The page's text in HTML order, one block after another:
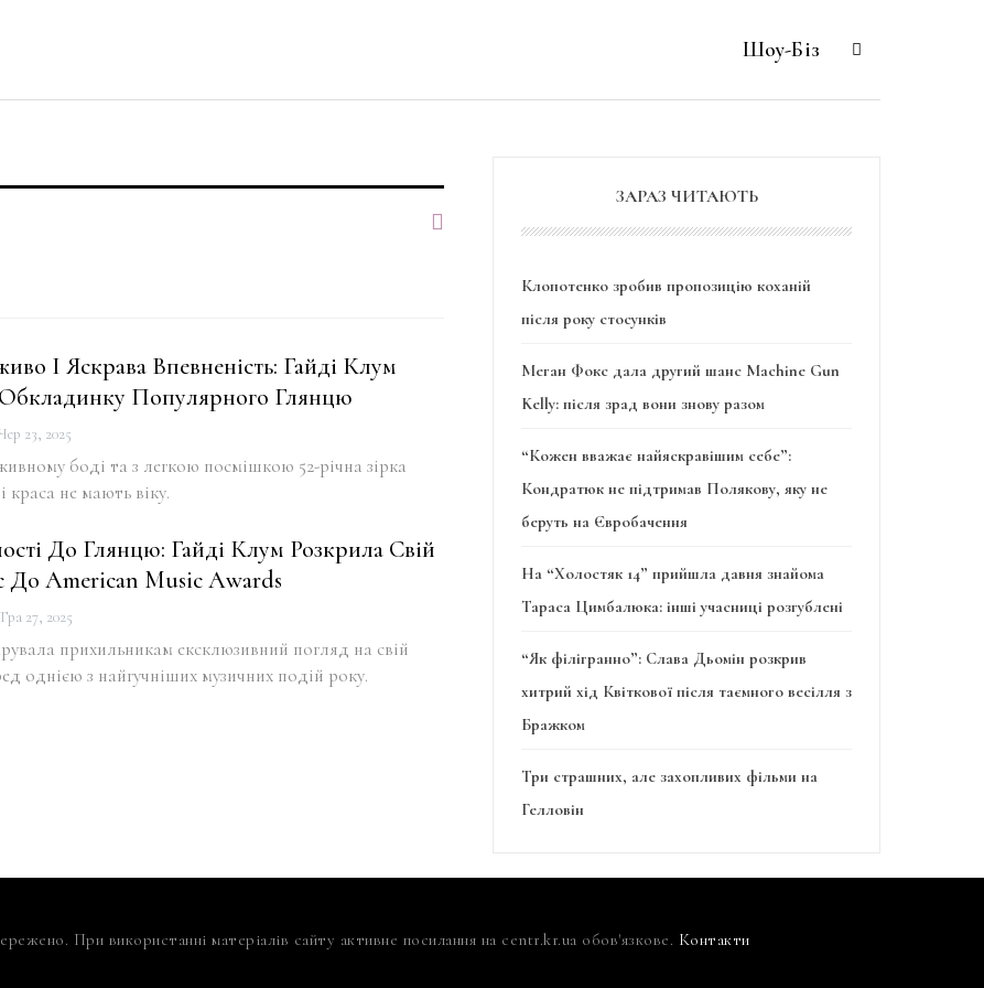
Шоу-Біз
І Яскрава Впевненість: Гайді Клум
Популярного Глянцю
Чер 23, 2025
боді та з легкою посмішкою 52-річна зірка
краса не мають віку.
До Глянцю: Гайді Клум Розкрила Свій
До American Music Awards
27, 2025
прихильникам ексклюзивний погляд на свій
однією з найгучніших музичних подій року.
ЗАРАЗ ЧИТАЮТЬ
Клопотенко зробив пропозицію коханій
після року стосунків
Меган Фокс дала другий шанс Machine Gun
Kelly: після зрад вони знову разом
“Кожен вважає найяскравішим себе”:
Кондратюк не підтримав Полякову, яку не
беруть на Євробачення
На “Холостяк 14” прийшла давня знайома
Тараса Цимбалюка: інші учасниці розгублені
“Як філігранно”: Слава Дьомін розкрив
хитрий хід Квіткової після таємного весілля з
Бражком
Три страшних, але захопливих фільми на
Гелловін
При використанні матеріалів сайту активне посилання на centr.kr.ua обов'язкове. Контакти